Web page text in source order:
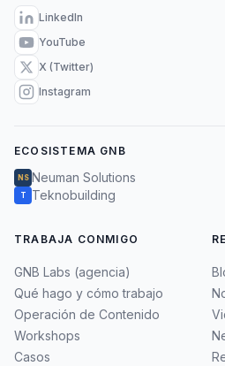
LinkedIn
YouTube
X (Twitter)
Instagram
ECOSISTEMA GNB
NS Neuman Solutions
T Teknobuilding
TRABAJA CONMIGO
GNB Labs (agencia)
Qué hago y cómo trabajo
Operación de Contenido
Workshops
Casos